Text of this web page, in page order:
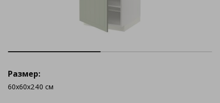
Размер:
60x60x240 см